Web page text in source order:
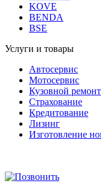
BENDA
BSE
Мотосервис
Кузовной ремонт
Страхование
Кредитование
Лизинг
Изготовление